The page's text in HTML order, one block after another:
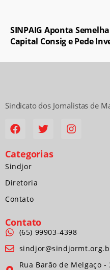
SINPAIG Aponta
Capital Consig e Pede
Sindicato dos Jornalistas de
Categorias
Sindjor
Diretoria
Contato
Contato
(65) 99903-4398
Rua Barão de Melgaço